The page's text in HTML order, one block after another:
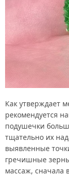
Как утверждает
рекомендуется
подушечки
тщательно их
выявленные
гречишные
массаж, сначала